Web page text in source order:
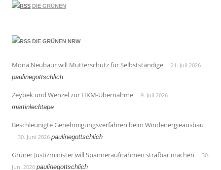
DIE GRÜNEN
DIE GRÜNEN NRW
Mona Neubaur will Mutterschutz für Selbstständige
21. Juli 2026
paulinegottschlich
Zeybek und Wenzel zur HKM-Übernahme
9. Juli 2026
martinlechtape
Beschleunigte Genehmigungsverfahren beim Windenergieausbau
30. Juni 2026 paulinegottschlich
Grüner Justizminister will Spanneraufnahmen strafbar machen
30.
Juni 2026 paulinegottschlich